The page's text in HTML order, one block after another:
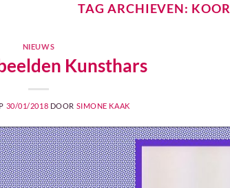
TAG ARCHIEVEN: KOOR
NIEUWS
Kunsthars
30/01/2018 DOOR SIMONE KAAK